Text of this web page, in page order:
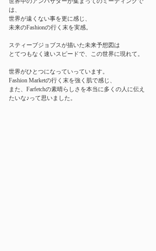
は、
世界が遠くない事を更に感じ、
未来のFashionの行く末を実感。
スティーブジョブスが描いた未来予想図は
とてつもなく速いスピードで、この世界に現れて。
世界がひとつになっていっています。
Fashion Marketの行く末を強く肌で感じ、
また、Farfetchの素晴らしさを本当に多くの人に伝え
たいな♪って思いました。